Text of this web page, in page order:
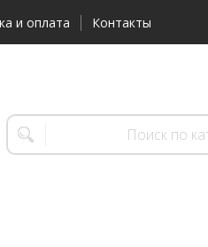
и оплата Контакты